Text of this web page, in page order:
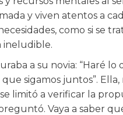
y viven atentos a
como si se
ineludible.
a su novia: “Haré lo
sigamos juntos”. Ella,
limitó a verificar la
Vaya a saber